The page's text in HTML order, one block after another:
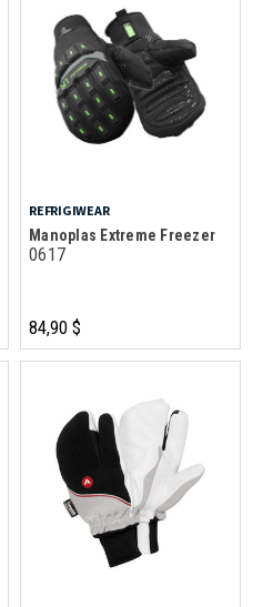
REFRIGIWEAR
Manoplas Extreme Freezer
0617
84,90 $